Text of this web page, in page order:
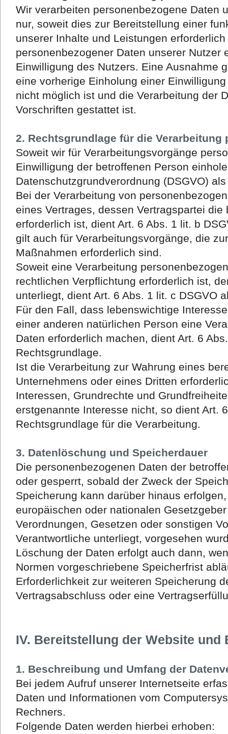
Wir verarbeiten personenbezogene Daten
nur, soweit dies zur Bereitstellung einer
unserer Inhalte und Leistungen
personenbezogener Daten unserer Nutzer
Einwilligung des Nutzers. Eine Ausnahme
eine vorherige Einholung einer
nicht möglich ist und die Verarbeitung der
Vorschriften gestattet ist.
2. Rechtsgrundlage für die Verarbeitung
Soweit wir für Verarbeitungsvorgänge
Einwilligung der betroffenen Person
Datenschutzgrundverordnung (DSGVO)
Bei der Verarbeitung von
eines Vertrages, dessen Vertragspartei die
erforderlich ist, dient Art. 6 Abs. 1 lit. b
gilt auch für Verarbeitungsvorgänge, die
Maßnahmen erforderlich sind.
Soweit eine Verarbeitung
rechtlichen Verpflichtung erforderlich ist,
unterliegt, dient Art. 6 Abs. 1 lit. c DSGVO
Für den Fall, dass lebenswichtige
einer anderen natürlichen Person eine
Daten erforderlich machen, dient Art. 6
Rechtsgrundlage.
Ist die Verarbeitung zur Wahrung eines
Unternehmens oder eines Dritten
Interessen, Grundrechte und
erstgenannte Interesse nicht, so dient Art.
Rechtsgrundlage für die Verarbeitung.
3. Datenlöschung und Speicherdauer
Die personenbezogenen Daten der
oder gesperrt, sobald der Zweck der
Speicherung kann darüber hinaus
europäischen oder nationalen
Verordnungen, Gesetzen oder sonstigen
Verantwortliche unterliegt, vorgesehen
Löschung der Daten erfolgt auch dann,
Normen vorgeschriebene Speicherfrist
Erforderlichkeit zur weiteren Speicherung
Vertragsabschluss oder eine
IV. Bereitstellung der Website
1. Beschreibung und Umfang der
Bei jedem Aufruf unserer Internetseite
Daten und Informationen vom
Rechners.
Folgende Daten werden hierbei erhoben: